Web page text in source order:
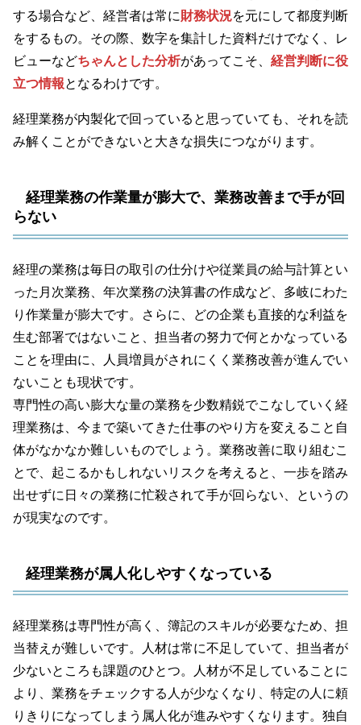
する場合など、経営者は常に財務状況を元にして都度判断
をするもの。その際、数字を集計した資料だけでなく、レ
ビューなどちゃんとした分析があってこそ、 経営判断に役
立つ情報となるわけです。
経理業務が内製化で回っていると思っていても、それを読
み解くことができないと大きな損失につながります。
経理業務の作業量が膨大で、業務改善まで手が回
らない
経理の業務は毎日の取引の仕分けや従業員の給与計算とい
った月次業務、年次業務の決算書の作成など、多岐にわた
り作業量が膨大です。さらに、どの企業も直接的な利益を
生む部署ではないこと、担当者の努力で何とかなっている
ことを理由に、人員増員がされにくく業務改善が進んでい
ないことも現状です。
専門性の高い膨大な量の業務を少数精鋭でこなしていく経
理業務は、今まで築いてきた仕事のやり方を変えること自
体がなかなか難しいものでしょう。業務改善に取り組むこ
とで、起こるかもしれないリスクを考えると、一歩を踏み
出せずに日々の業務に忙殺されて手が回らない、というの
が現実なのです。
経理業務が属人化しやすくなっている
経理業務は専門性が高く、簿記のスキルが必要なため、担
当替えが難しいです。人材は常に不足していて、担当者が
少ないところも課題のひとつ。人材が不足していることに
より、業務をチェックする人が少なくなり、特定の人に頼
りきりになってしまう属人化が進みやすくなります。独自